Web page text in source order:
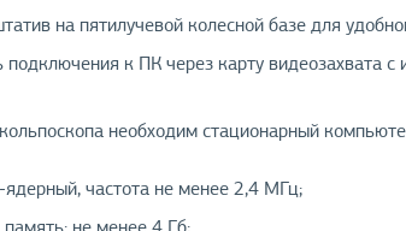
на пятилучевой колесной базе для
к ПК через карту видеозахвата с
необходим стационарный
ядерный, частота не менее 2,4 МГц;